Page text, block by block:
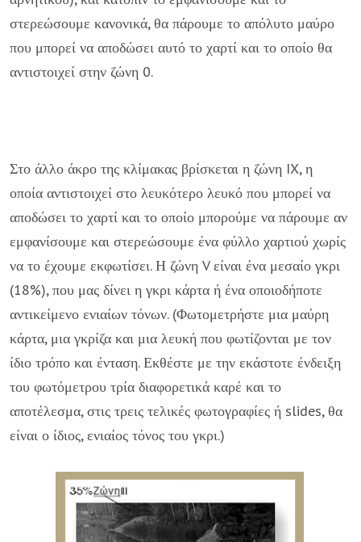
στερεώσουμε κανονικά, θα πάρουμε το απόλυτο μαύρο
που μπορεί να αποδώσει αυτό το χαρτί και το οποίο θα
αντιστοιχεί στην ζώνη 0.
Στο άλλο άκρο της κλίμακας βρίσκεται η ζώνη IX, η
οποία αντιστοιχεί στο λευκότερο λευκό που μπορεί να
αποδώσει το χαρτί και το οποίο μπορούμε να πάρουμε αν
εμφανίσουμε και στερεώσουμε ένα φύλλο χαρτιού χωρίς
να το έχουμε εκφωτίσει. Η ζώνη V είναι ένα μεσαίο γκρι
(18%), που μας δίνει η γκρι κάρτα ή ένα οποιοδήποτε
αντικείμενο ενιαίων τόνων. (Φωτομετρήστε μια μαύρη
κάρτα, μια γκρίζα και μια λευκή που φωτίζονται με τον
ίδιο τρόπο και ένταση. Εκθέστε με την εκάστοτε ένδειξη
του φωτόμετρου τρία διαφορετικά καρέ και το
αποτέλεσμα, στις τρεις τελικές φωτογραφίες ή slides, θα
είναι ο ίδιος, ενιαίος τόνος του γκρι.)